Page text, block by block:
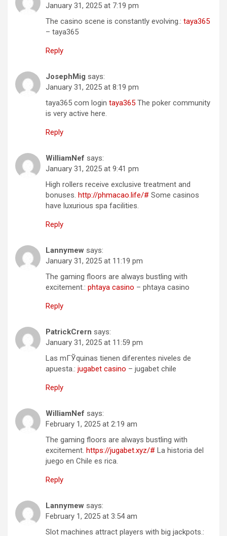
January 31, 2025 at 7:19 pm
The casino scene is constantly evolving.: taya365
– taya365
Reply
JosephMig says:
January 31, 2025 at 8:19 pm
taya365 com login taya365 The poker community
is very active here.
Reply
WilliamNef says:
January 31, 2025 at 9:41 pm
High rollers receive exclusive treatment and
bonuses. http://phmacao.life/# Some casinos
have luxurious spa facilities.
Reply
Lannymew says:
January 31, 2025 at 11:19 pm
The gaming floors are always bustling with
excitement.: phtaya casino – phtaya casino
Reply
PatrickCrern says:
January 31, 2025 at 11:59 pm
Las mГЎquinas tienen diferentes niveles de
apuesta.: jugabet casino – jugabet chile
Reply
WilliamNef says:
February 1, 2025 at 2:19 am
The gaming floors are always bustling with
excitement. https://jugabet.xyz/# La historia del
juego en Chile es rica.
Reply
Lannymew says:
February 1, 2025 at 3:54 am
Slot machines attract players with big jackpots.: